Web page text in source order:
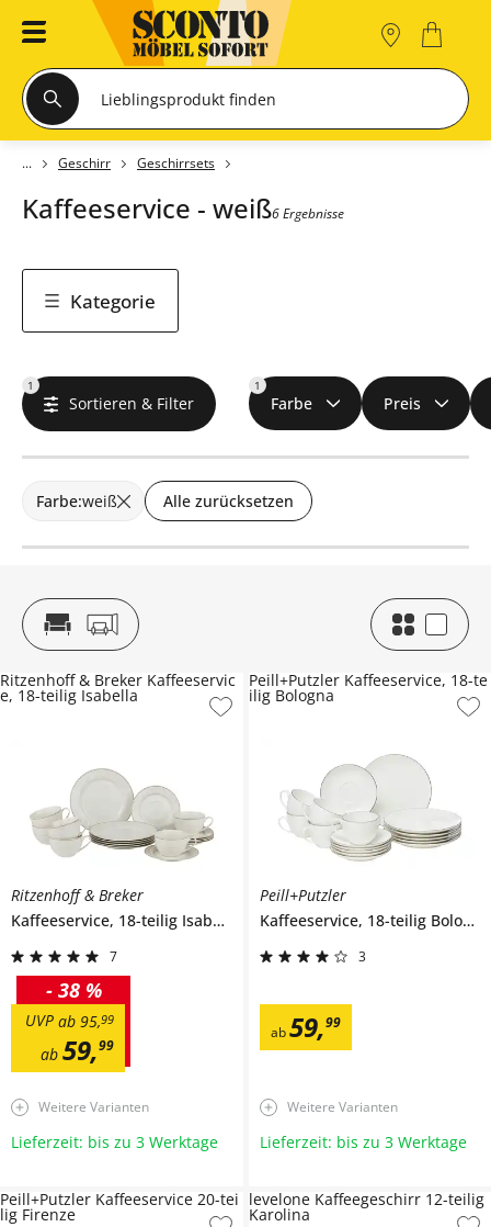
Geschirr Geschirrsets
Kaffeeservice - weiß6 Ergebnisse
Kategorie
1
Sortieren & Filter
1
Farbe Preis
Farbe:weiß Alle zurücksetzen
Ritzenhoff & Breker
Kaffeeservice, 18-teilig Isabella
7
ab 59,99
ab 95,99
UVP
- 38 %
Ritzenhoff & Breker Kaffeeservic
e, 18-teilig Isabella
Weitere Varianten
Lieferzeit: bis zu 3 Werktage
Peill+Putzler
Kaffeeservice, 18-teilig Bologna
3
ab 59,99
Peill+Putzler Kaffeeservice, 18-te
ilig Bologna
Weitere Varianten
Lieferzeit: bis zu 3 Werktage
Peill+Putzler Kaffeeservice 20-tei
lig Firenze
levelone Kaffeegeschirr 12-teilig
Karolina